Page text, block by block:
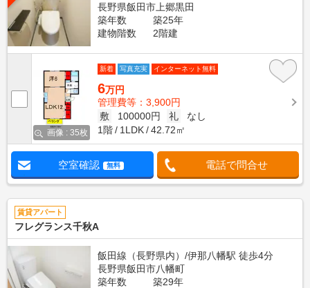
長野県飯田市上郷黒田
築年数
築25年
建物階数
2階建
画像 : 35枚
新着 写真充実 インターネット無料
6万円
管理費等：3,900円
敷
100000円 礼
なし
1階
1LDK 42.72㎡
空室確認 無料 電話で問合せ
賃貸アパート
フレグランス千秋A
飯田線（長野県内）/伊那八幡駅 徒歩4分
長野県飯田市八幡町
築年数
築29年